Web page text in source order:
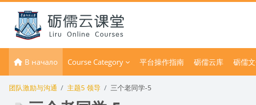
В начало Course Category 平台操作指南 砺儒云库 砺儒
团队激励与沟通 主题5 领导 三个老同学-5